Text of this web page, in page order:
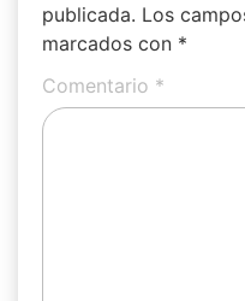
publicada. Los
marcados con *
Comentario *